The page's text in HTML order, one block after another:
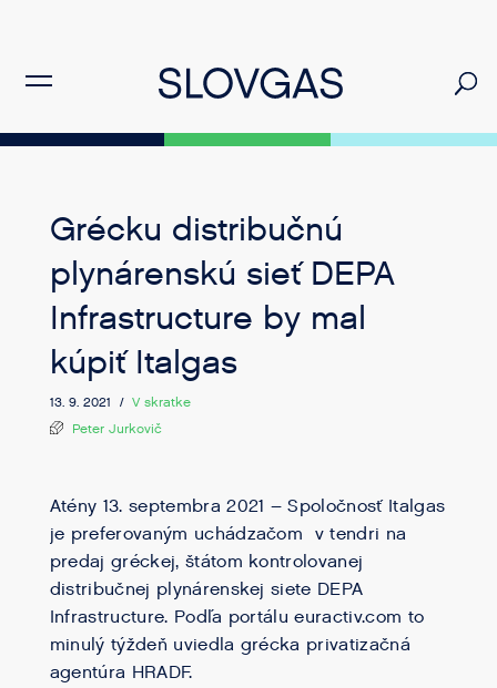
Grécku distribučnú
plynárenskú sieť DEPA
Infrastructure by mal
kúpiť Italgas
13. 9. 2021 / V skratke
Peter Jurkovič
Atény 13. septembra 2021 – Spoločnosť Italgas
je preferovaným uchádzačom v tendri na
predaj gréckej, štátom kontrolovanej
distribučnej plynárenskej siete DEPA
Infrastructure. Podľa portálu euractiv.com to
minulý týždeň uviedla grécka privatizačná
agentúra HRADF.